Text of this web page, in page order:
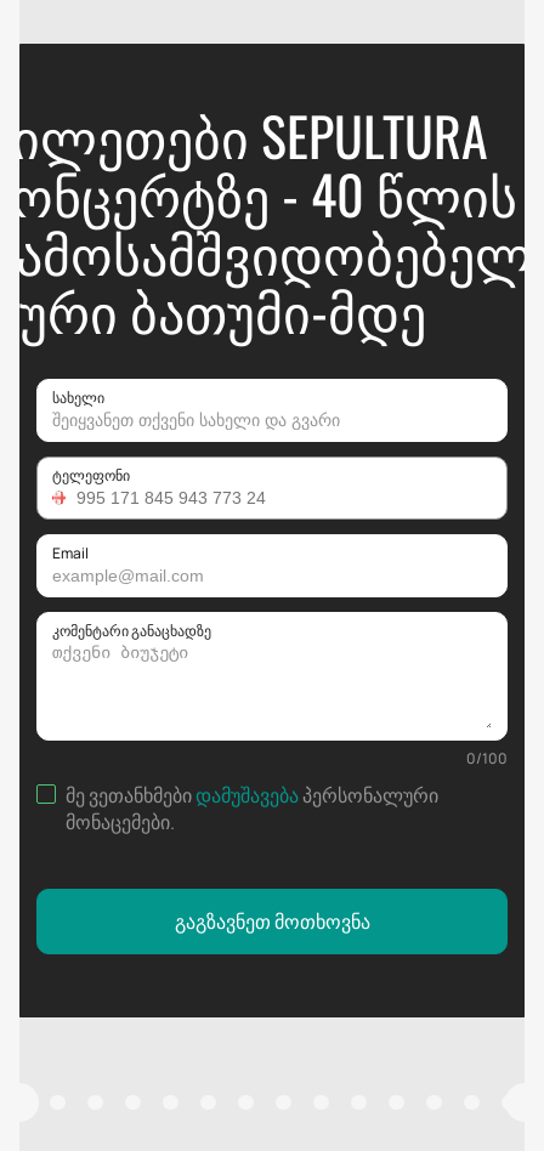
SEPULTURA
- 40 ᲬᲚᲘᲡ
ᲑᲐᲗᲣᲛᲘ-ᲛᲓᲔ
სახელი
ტელეფონი
Email
კომენტარი განაცხადზე
0/100
მე ვეთანხმებიდამუშავებაპერსონალური
მონაცემები.
გაგზავნეთ მოთხოვნა